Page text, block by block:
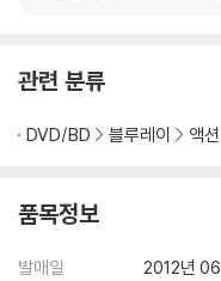
관련 분류
DVD/BD 블루레이 액
품목정보
발매일
2012년